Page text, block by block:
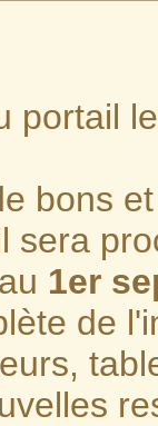
portail
bons
sera
1er
de